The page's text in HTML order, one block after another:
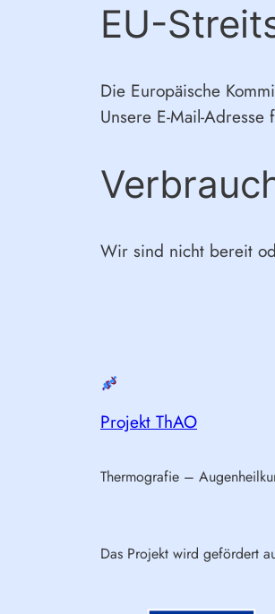
EU-
Die Europäische
Unsere E-Mail-
Wir sind nicht bereit
Projekt ThAO
Thermografie –
Das Projekt wird gefördert